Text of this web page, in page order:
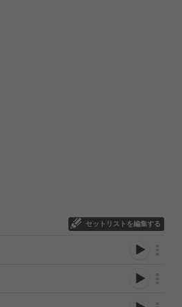
セットリストを編集する